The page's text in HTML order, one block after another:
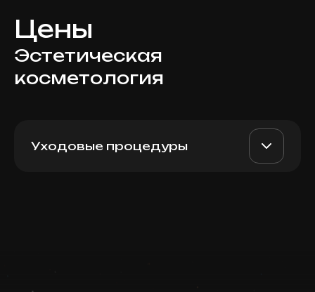
Цены
Эстетическая
косметология
Уходовые процедуры